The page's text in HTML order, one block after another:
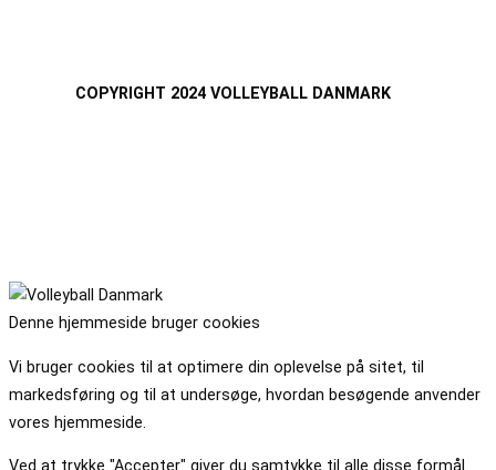
COPYRIGHT 2024 VOLLEYBALL DANMARK
Denne hjemmeside bruger cookies
Vi bruger cookies til at optimere din oplevelse på sitet, til
markedsføring og til at undersøge, hvordan besøgende anvender
vores hjemmeside.
Ved at trykke "Accepter" giver du samtykke til alle disse formål.